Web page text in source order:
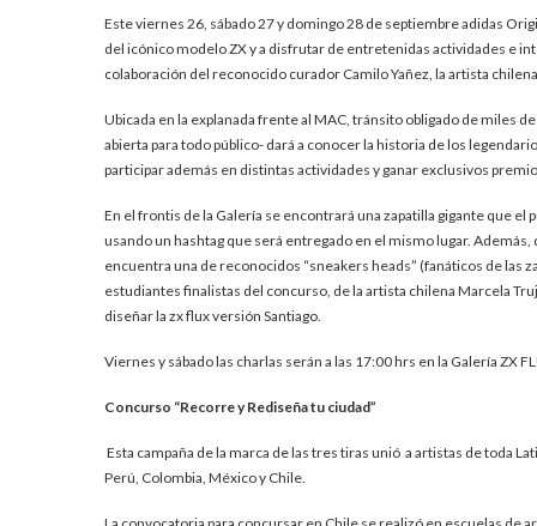
Este viernes 26, sábado 27 y domingo 28 de septiembre adidas
del icónico modelo ZX y a disfrutar de entretenidas actividades e
colaboración del reconocido curador Camilo Yañez, la artista
Ubicada en la explanada frente al MAC, tránsito obligado de miles
abierta para todo público- dará a conocer la historia de los
participar además en distintas actividades y ganar exclusivos
En el frontis de la Galería se encontrará una zapatilla gigante que
usando un hashtag que será entregado en el mismo lugar.
encuentra una de reconocidos “sneakers heads” (fanáticos de las
estudiantes finalistas del concurso, de la artista chilena Marcela
diseñar la zx flux versión Santiago.
Viernes y sábado las charlas serán a las 17:00 hrs en la Galería ZX
Concurso “Recorre y Rediseña tu ciudad”
Esta campaña de la marca de las tres tiras unió a artistas de toda
Perú, Colombia, México y Chile.